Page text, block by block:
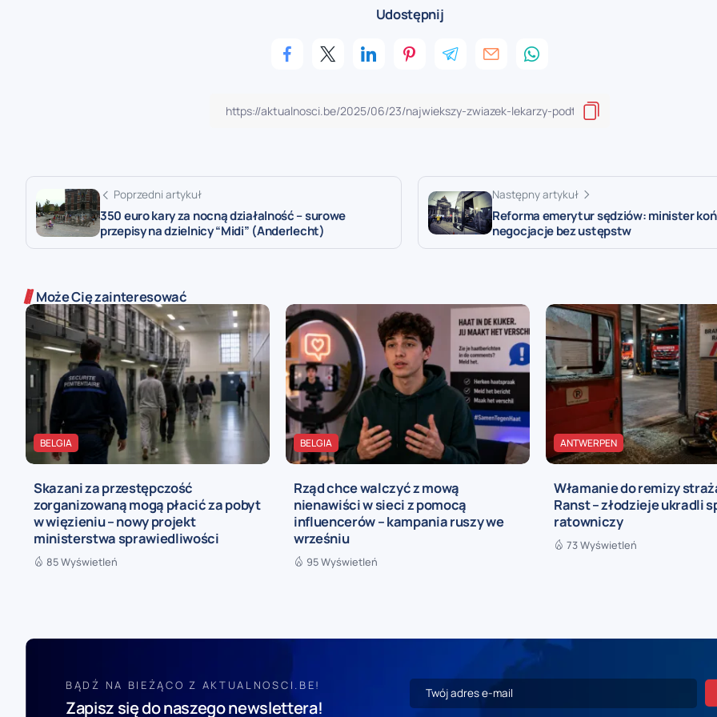
Udostępnij
Poprzedni artykuł
350 euro kary za nocną działalność – surowe
przepisy na dzielnicy “Midi” (Anderlecht)
Następny artykuł
Reforma emerytur sędziów: minister
negocjacje bez ustępstw
Może Cię zainteresować
BELGIA
Skazani za przestępczość
zorganizowaną mogą płacić za pobyt
w więzieniu – nowy projekt
ministerstwa sprawiedliwości
85 Wyświetleń
BELGIA
Rząd chce walczyć z mową
nienawiści w sieci z pomocą
influencerów – kampania ruszy we
wrześniu
95 Wyświetleń
ANTWERPEN
Włamanie do remizy
Ranst – złodzieje ukradli
ratowniczy
73 Wyświetleń
BĄDŹ NA BIEŻĄCO Z AKTUALNOSCI.BE!
Zapisz się do naszego newslettera!